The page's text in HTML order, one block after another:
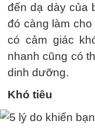
đến dạ dày của
đó càng làm
có cảm giác
nhanh cũng có
dinh dưỡng.
Khó tiêu